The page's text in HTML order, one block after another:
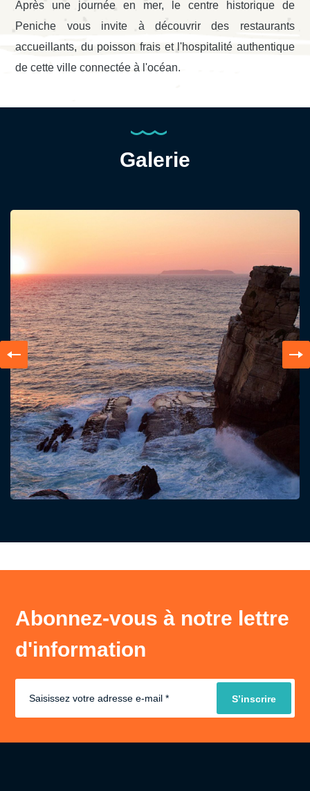
Après une journée en mer, le centre historique de
Peniche vous invite à découvrir des restaurants
accueillants, du poisson frais et l'hospitalité authentique
de cette ville connectée à l'océan.
Galerie
Abonnez-vous à notre lettre
d'information